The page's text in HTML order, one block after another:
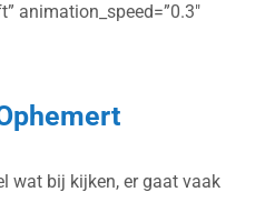
animation_speed=”0.3″
wat bij kijken, er gaat vaak